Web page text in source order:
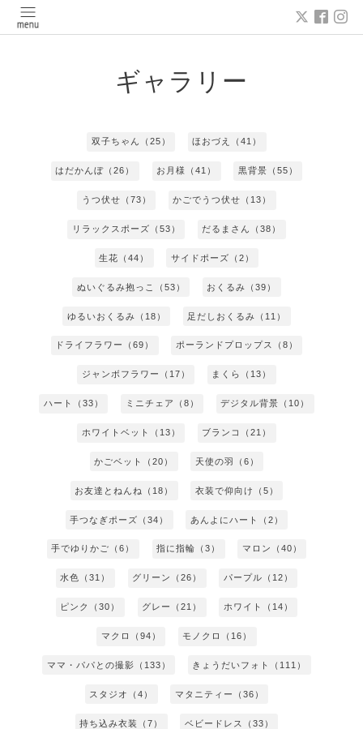
ギャラリー
双子ちゃん（25） ほおづえ（41）
はだかんぼ（26） お月様（41） 黒背景（55）
うつ伏せ（73） かごでうつ伏せ（13）
リラックスポーズ（53） だるまさん（38）
生花（44） サイドポーズ（2）
ぬいぐるみ抱っこ（53） おくるみ（39）
ゆるいおくるみ（18） 足だしおくるみ（11）
ドライフラワー（69） ポーランドプロップス（8）
ジャンボフラワー（17） まくら（13）
ハート（33） ミニチェア（8） デジタル背景（10）
ホワイトベット（13） ブランコ（21）
かごベット（20） 天使の羽（6）
お友達とねんね（18） 衣装で仰向け（5）
手つなぎポーズ（34） あんよにハート（2）
手でゆりかご（6） 指に指輪（3） マロン（40）
水色（31） グリーン（26） パープル（12）
ピンク（30） グレー（21） ホワイト（14）
マクロ（94） モノクロ（16）
ママ・パパとの撮影（133） きょうだいフォト（111）
スタジオ（4） マタニティー（36）
持ち込み衣装（7） ベビードレス（33）